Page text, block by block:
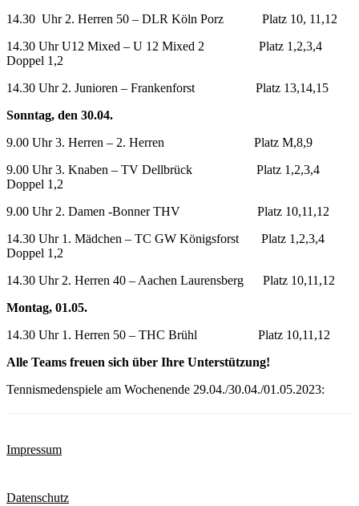
14.30 Uhr 2. Herren 50 – DLR Köln Porz Platz 10, 11,12
14.30 Uhr U12 Mixed – U 12 Mixed 2 Platz 1,2,3,4
Doppel 1,2
14.30 Uhr 2. Junioren – Frankenforst Platz 13,14,15
Sonntag, den 30.04.
9.00 Uhr 3. Herren – 2. Herren Platz M,8,9
9.00 Uhr 3. Knaben – TV Dellbrück Platz 1,2,3,4
Doppel 1,2
9.00 Uhr 2. Damen -Bonner THV Platz 10,11,12
14.30 Uhr 1. Mädchen – TC GW Königsforst Platz 1,2,3,4
Doppel 1,2
14.30 Uhr 2. Herren 40 – Aachen Laurensberg Platz 10,11,12
Montag, 01.05.
14.30 Uhr 1. Herren 50 – THC Brühl Platz 10,11,12
Alle Teams freuen sich über Ihre Unterstützung!
Tennismedenspiele am Wochenende 29.04./30.04./01.05.2023:
Impressum
Datenschutz